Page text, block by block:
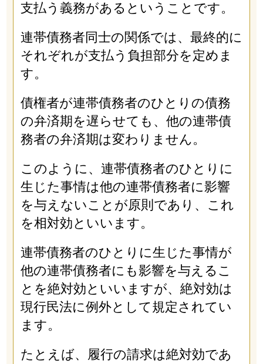
支払う義務があるということです。
連帯債務者同士の関係では、最終的に
それぞれが支払う負担部分を定めま
す。
債権者が連帯債務者のひとりの債務
の弁済期を遅らせても、他の連帯債
務者の弁済期は変わりません。
このように、連帯債務者のひとりに
生じた事情は他の連帯債務者に影響
を与えないことが原則であり、これ
を相対効といいます。
連帯債務者のひとりに生じた事情が
他の連帯債務者にも影響を与えるこ
とを絶対効といいますが、絶対効は
現行民法に例外として規定されてい
ます。
たとえば、履行の請求は絶対効であ